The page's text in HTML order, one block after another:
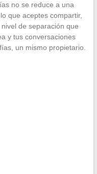
no se reduce a una
que aceptes compartir,
de separación que
y tus conversaciones
un mismo propietario.